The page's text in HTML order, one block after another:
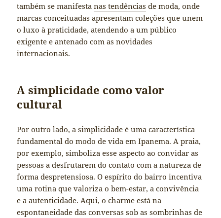
também se manifestanas tendências de moda, onde
marcas conceituadas apresentam coleções que unem
o luxo à praticidade, atendendo a um público
exigente e antenado com as novidades
internacionais.
A simplicidade como valor
cultural
Por outro lado, a simplicidade é uma característica
fundamental do modo de vida em Ipanema. A praia,
por exemplo, simboliza esse aspecto ao convidar as
pessoas a desfrutarem do contato com a natureza de
forma despretensiosa. O espírito do bairro incentiva
uma rotina que valoriza o bem-estar, a convivência
e a autenticidade. Aqui, o charme está na
espontaneidade das conversas sob as sombrinhas de